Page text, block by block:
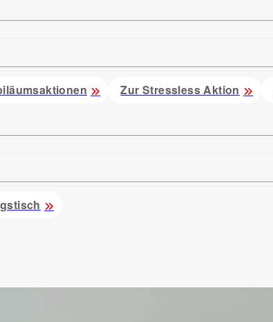
Zur Stressless Aktion